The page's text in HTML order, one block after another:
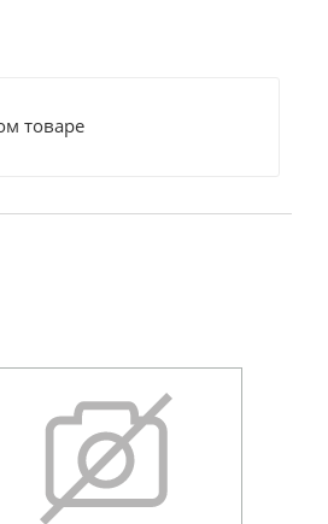
товаре